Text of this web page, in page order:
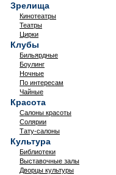
Зрелища
Кинотеатры
Театры
Цирки
Клубы
Бильярдные
Боулинг
Ночные
По интересам
Чайные
Красота
Салоны красоты
Солярии
Тату-салоны
Культура
Библиотеки
Выставочные залы
Дворцы культуры